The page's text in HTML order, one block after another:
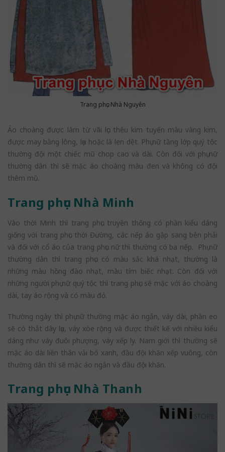
Trang phục Nhà Nguyên
Áo choàng được làm từ vãi lục thêu kim tuyến màu vàng kim,
được may bằng lông, lụa hoặc là len dệt. Phụ nữ tầng lớp quý tộc
thường đội một chiếc mũ chop cao và dài. Còn đối với phụ nữ
thường dân thì sẽ mặc áo choàng màu đen và không có đội
thêm mũ.
Trang phục Nhà Minh
Vào thời Minh thì trang phục truyền thống có phần kiểu dáng
giống với trang phục thời Đường, các nếp áo gập sang bên phải
và đối với cổ áo của trang phục nữ thì thường có ba nếp. Phụ nữ
thường dân thì trang phục có màu sắc khá nhạt, thường là
những màu hồng đào nhạt, màu tím biếc nhạt. Còn đối với
những người phụ nữ quý tộc thì trang phục sẽ mặc với áo choàng
dài, tay áo rộng và có màu đỏ.
Thường ngày thì phụ nữ thường mặc áo ngắn, váy dài, phần eo
sẽ có thắt dây lụa, váy xòe rộng và được thiết kế với nhiều kiểu
dáng như váy đuôi phượng, váy xếp ly. Nam giới thì thường sẽ
mặc áo dài liền thân vải bố xanh, đầu đội khăn xếp vuông, còn
thường dân thì sẽ mặc áo ngắn và đầu đội khăn.
Trang phục Nhà Thanh